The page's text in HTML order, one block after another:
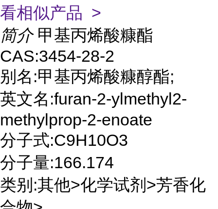
看相似产品 >
简介 甲基丙烯酸糠酯
CAS:3454-28-2
别名:甲基丙烯酸糠醇酯;
英文名:furan-2-ylmethyl2-
methylprop-2-enoate
分子式:C9H10O3
分子量:166.174
类别:其他>化学试剂>芳香化